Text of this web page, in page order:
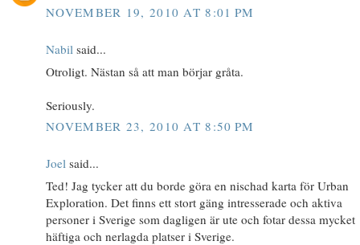
NOVEMBER 19, 2010 AT 8:01 PM
Nabil said...
Otroligt. Nästan så att man börjar gråta.
Seriously.
NOVEMBER 23, 2010 AT 8:50 PM
Joel said...
Ted! Jag tycker att du borde göra en nischad karta för Urban
Exploration. Det finns ett stort gäng intresserade och aktiva
personer i Sverige som dagligen är ute och fotar dessa mycket
häftiga och nerlagda platser i Sverige.